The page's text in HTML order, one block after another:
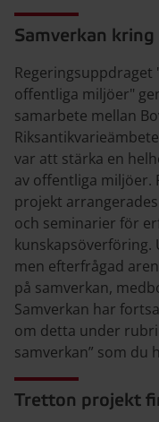
Samverkan
Regeringsuppdraget
offentliga miljöer"
samarbete mellan
var att stärka en
av offentliga miljöer.
projekt
och seminarier för
kunskapsöverföring.
men efterfrågad
på samverkan,
Samverkan har
om detta under
samverkan” som du
Tretton projekt